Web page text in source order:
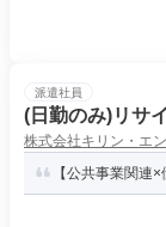
派遣社員
(日勤のみ)リサ
株式会社キリン・エ
【公共事業関連